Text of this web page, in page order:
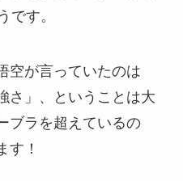
です。
空が言っていたのは
さ」、ということは大
ブラを超えているの
す！